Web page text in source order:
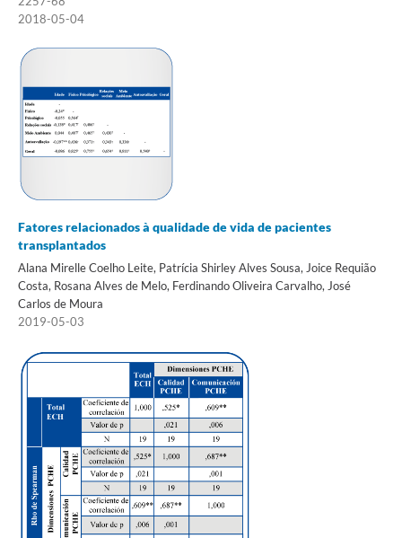
2018-05-04
Fatores relacionados à qualidade de vida de pacientes
transplantados
Alana Mirelle Coelho Leite, Patrícia Shirley Alves Sousa, Joice Requião
Costa, Rosana Alves de Melo, Ferdinando Oliveira Carvalho, José
Carlos de Moura
2019-05-03